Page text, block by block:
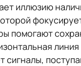
иллюзию
помогают
линия
сигналы,